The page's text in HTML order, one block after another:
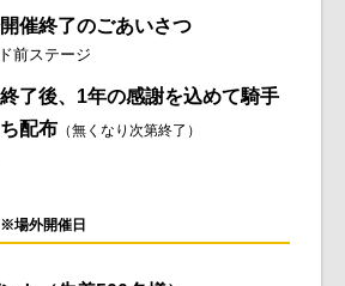
催終了のごあいさつ
前ステージ
了後、1年の感謝を込めて騎手
配布 （無くなり次第終了）
※場外開催日